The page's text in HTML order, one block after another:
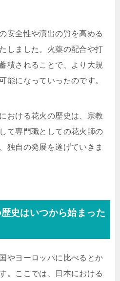
安全性や演出の質を高める
しました。火薬の配合や打
積されることで、より大規
能になっていったのです。
おける花火の歴史は、宗教
て専門職としての花火師の
独自の発展を遂げていきま
史はいつから始まった
やヨーロッパに比べるとか
。ここでは、日本における